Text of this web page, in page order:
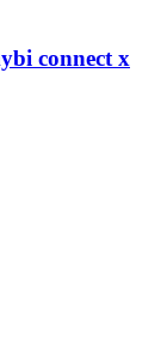
connect х